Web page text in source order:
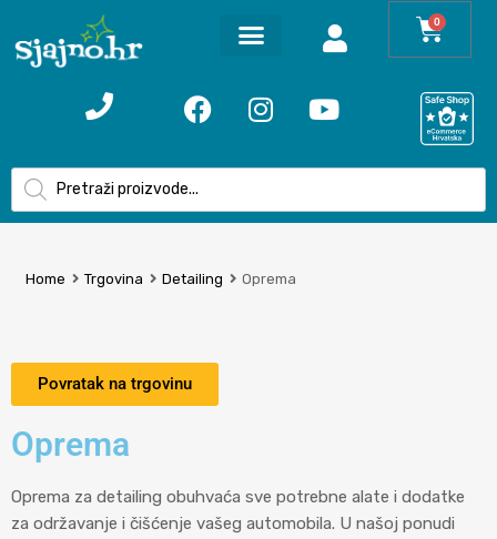
0
Home Trgovina Detailing Oprema
Povratak na trgovinu
Oprema
Oprema za detailing obuhvaća sve potrebne alate i dodatke
za održavanje i čišćenje vašeg automobila. U našoj ponudi